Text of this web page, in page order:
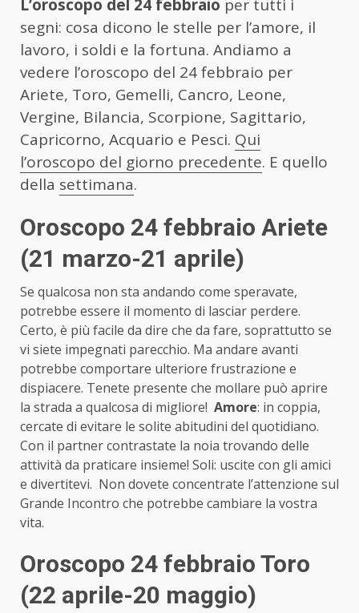
L’oroscopo del 24 febbraio per tutti i
segni: cosa dicono le stelle per l’amore, il
lavoro, i soldi e la fortuna. Andiamo a
vedere l’oroscopo del 24 febbraio per
Ariete, Toro, Gemelli, Cancro, Leone,
Vergine, Bilancia, Scorpione, Sagittario,
Capricorno, Acquario e Pesci. Qui
l’oroscopo del giorno precedente. E quello
della settimana.
Oroscopo 24 febbraio Ariete
(21 marzo-21 aprile)
Se qualcosa non sta andando come speravate,
potrebbe essere il momento di lasciar perdere.
Certo, è più facile da dire che da fare, soprattutto se
vi siete impegnati parecchio. Ma andare avanti
potrebbe comportare ulteriore frustrazione e
dispiacere. Tenete presente che mollare può aprire
la strada a qualcosa di migliore! Amore: in coppia,
cercate di evitare le solite abitudini del quotidiano.
Con il partner contrastate la noia trovando delle
attività da praticare insieme! Soli: uscite con gli amici
e divertitevi. Non dovete concentrate l’attenzione sul
Grande Incontro che potrebbe cambiare la vostra
vita.
Oroscopo 24 febbraio Toro
(22 aprile-20 maggio)